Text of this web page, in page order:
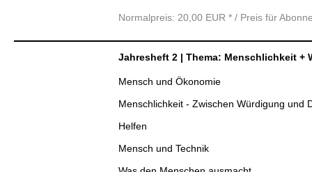
Normalpreis: 20,00 EUR * / Preis für
Jahresheft 2 | Thema: Menschlichkeit +
Mensch und Ökonomie
Menschlichkeit - Zwischen Würdigung und
Helfen
Mensch und Technik